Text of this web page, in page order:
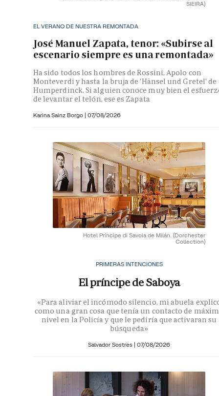
SIEIRA)
EL VERANO DE NUESTRA REMONTADA
José Manuel Zapata, tenor: «Subirse al
escenario siempre es una remontada»
Ha sido todos los hombres de Rossini, Apolo con
Monteverdi y hasta la bruja de 'Hänsel und Gretel' de
Humperdinck. Si alguien conoce muy bien el
de levantar el telón, ese es Zapata
Karina Sainz Borgo | 07/08/2026
Hotel Príncipe di Savoia de Milán. (Dorchester
Collection)
PRIMERAS INTENCIONES
El príncipe de Saboya
«Para aliviar el incómodo silencio, mi abuela
como una gran cosa que tenía un contacto de
nivel en la Policía y que le pediría que activaran su
búsqueda»
Salvador Sostres | 07/08/2026